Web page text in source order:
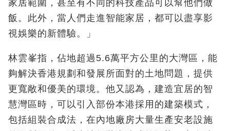
家居範圍，甚至有不同的科技產品可以幫他們做
飯。此外，當人們走進智能家居，都可以盡享影
視娛樂的新體驗。」
林雲峯指，佔地超過5.6萬平方公里的大灣區，能
夠解決香港規劃和發展所面對的土地問題，提供
更寬敞和優美的環境。他又認為，建造宜居的智
慧灣區時，可以引入部份本港採用的建築模式，
包括組裝合成法，在內地廠房大量生產安老設施